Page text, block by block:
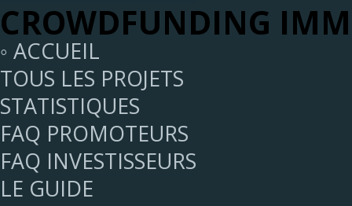
CROWDFUNDING
◦ ACCUEIL
TOUS LES PROJETS
STATISTIQUES
FAQ PROMOTEURS
FAQ INVESTISSEURS
LE GUIDE